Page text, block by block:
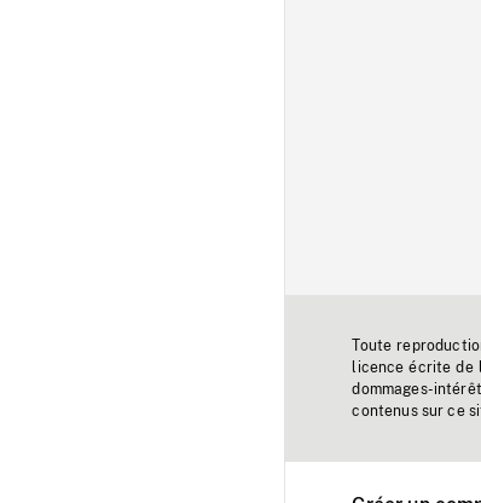
Toute
licence écrite de
dommages-
contenus sur ce